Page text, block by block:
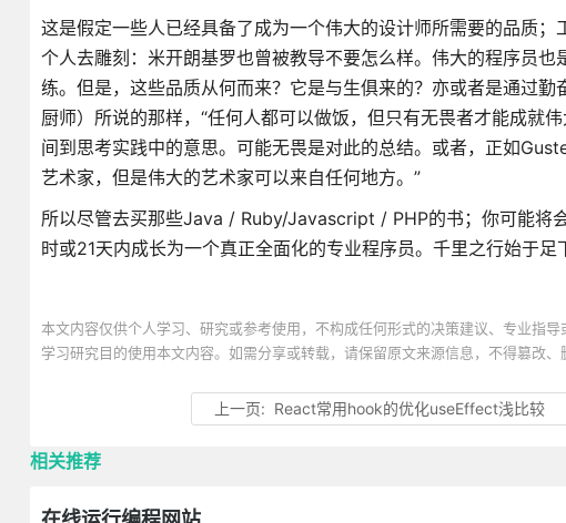
这是假定一些人已经具备了成为一个伟大的设计师所需要的品质
个人去雕刻：米开朗基罗也曾被教导不要怎么样。伟大的程序员
练。但是，这些品质从何而来？它是与生俱来的？亦或者是通过
厨师）所说的那样，“任何人都可以做饭，但只有无畏者才能成就
间到思考实践中的意思。可能无畏是对此的总结。或者，正如
艺术家，但是伟大的艺术家可以来自任何地方。”
所以尽管去买那些Java / Ruby/Javascript / PHP的书；你可能将
时或21天内成长为一个真正全面化的专业程序员。千里之行始于
本文内容仅供个人学习、研究或参考使用，不构成任何形式的决策建议、专业指
学习研究目的使用本文内容。如需分享或转载，请保留原文来源信息，不得篡改、
上一页: React常用hook的优化useEffect浅比较
相关推荐